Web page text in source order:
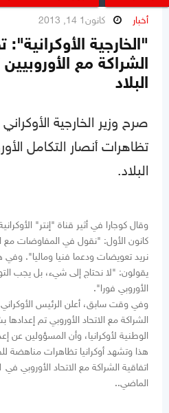
أخبار كانون1 14, 2013
"الخارجية
الشراكة مع
البلاد
صرح وزير الخارجية
تظاهرات أنصار التكامل
البلاد.
كانون الأول: "نقول في المفاوضات مع
نريد تعويضات ودعما فنيا وماليا".
يقولون: "لا نحتاج إلى شيء، بل يجب
الأوروبي فورا".
وفي وقت سابق، أعلن الرئيس
الشراكة مع الاتحاد الأوروبي تم
الوطنية لأوكرانيا، وأن المسؤولين عن
هذا وتشهد أوكرانيا تظاهرات مناهضة
الماضي..